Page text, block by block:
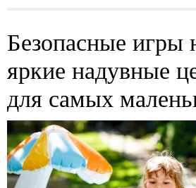
Безопасные игры
яркие надувные
для самых